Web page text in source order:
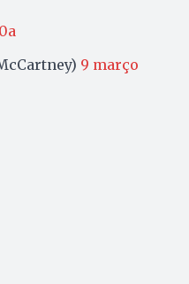
9 março